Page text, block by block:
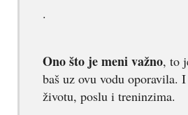
.
Ono što je meni važno, to
baš uz ovu vodu oporavila.
životu, poslu i treninzima.